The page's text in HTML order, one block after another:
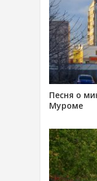
Песня о
Муроме